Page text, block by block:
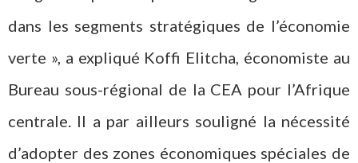
dans les segments stratégiques de l’économie
verte », a expliqué Koffi Elitcha, économiste au
Bureau sous-régional de la CEA pour l’Afrique
centrale. Il a par ailleurs souligné la nécessité
d’adopter des zones économiques spéciales de